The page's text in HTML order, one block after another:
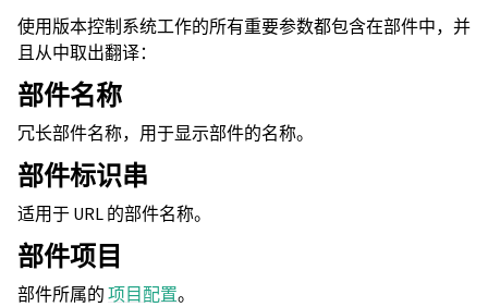
使用版本控制系统工作的所有重要参数都包含在部件中，并
且从中取出翻译：
部件名称
冗长部件名称，用于显示部件的名称。
部件标识串
适用于 URL 的部件名称。
部件项目
部件所属的项目配置。